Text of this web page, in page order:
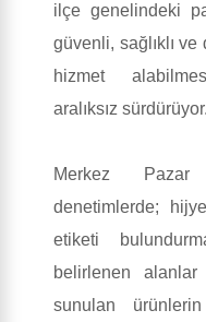
ilçe genelindeki
güvenli, sağlıklı ve
hizmet
aralıksız sürdürüyor.
Merkez Pazar
denetimlerde;
etiketi
belirlenen alanlar
sunulan